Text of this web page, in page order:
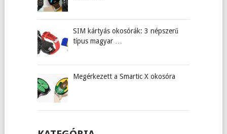
SIM kártyás okosórák: 3 népszerű
típus magyar …
Megérkezett a Smartic X okosóra